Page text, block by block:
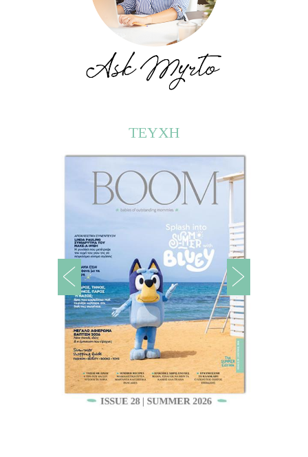
ΤΕΥΧΗ